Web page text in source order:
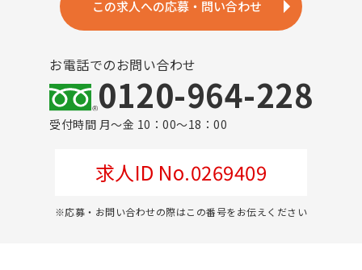
この求人への応募・問い合わせ
お電話でのお問い合わせ
0120-964-228
受付時間 月～金 10：00～18：00
求人ID No.0269409
※応募・お問い合わせの際はこの番号をお伝えください